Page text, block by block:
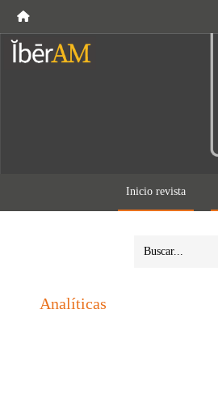
Inicio revista
Analíticas